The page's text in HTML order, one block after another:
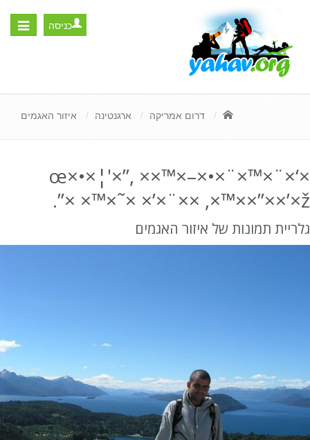
Toggle
כניסה
דרום אמריקה ארגנטינה איזור האגמים
×‘×¨×™×œ×•×¦'×”, ××™×–×•×¨
×”××’×ž×™×, ××¨×’× ×˜×™× ×”.
גלריית תמונות של איזור האגמים